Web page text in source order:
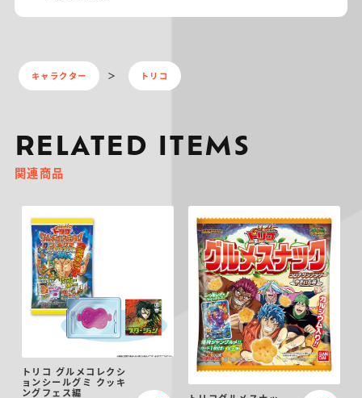
キャラクター トリコ
RELATED ITEMS
関連商品
トリコ グルメコレクシ
ョンシールグミ クッキ
ングフェス編